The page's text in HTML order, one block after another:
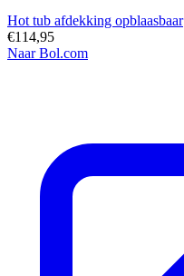
Hot tub afdekking opblaasbaar
€114,95
Naar Bol.com